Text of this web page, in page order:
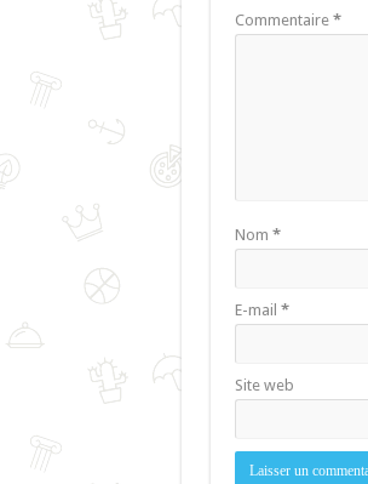
Commentaire *
Nom *
E-mail *
Site web